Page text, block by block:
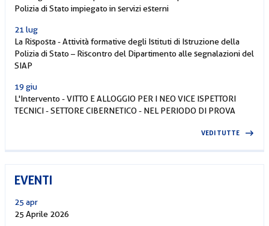
Polizia di Stato impiegato in servizi esterni
21 lug
La Risposta - Attività formative degli Istituti di Istruzione della
Polizia di Stato – Riscontro del Dipartimento alle segnalazioni del
SIAP
19 giu
L'Intervento - VITTO E ALLOGGIO PER I NEO VICE ISPETTORI
TECNICI - SETTORE CIBERNETICO - NEL PERIODO DI PROVA
VEDI TUTTE
EVENTI
25 apr
25 Aprile 2026